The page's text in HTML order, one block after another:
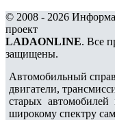
© 2008 - 2026
проект
LADAONLINE. Все
защищены.
Автомобильный
двигатели,
старых
широкому спектру